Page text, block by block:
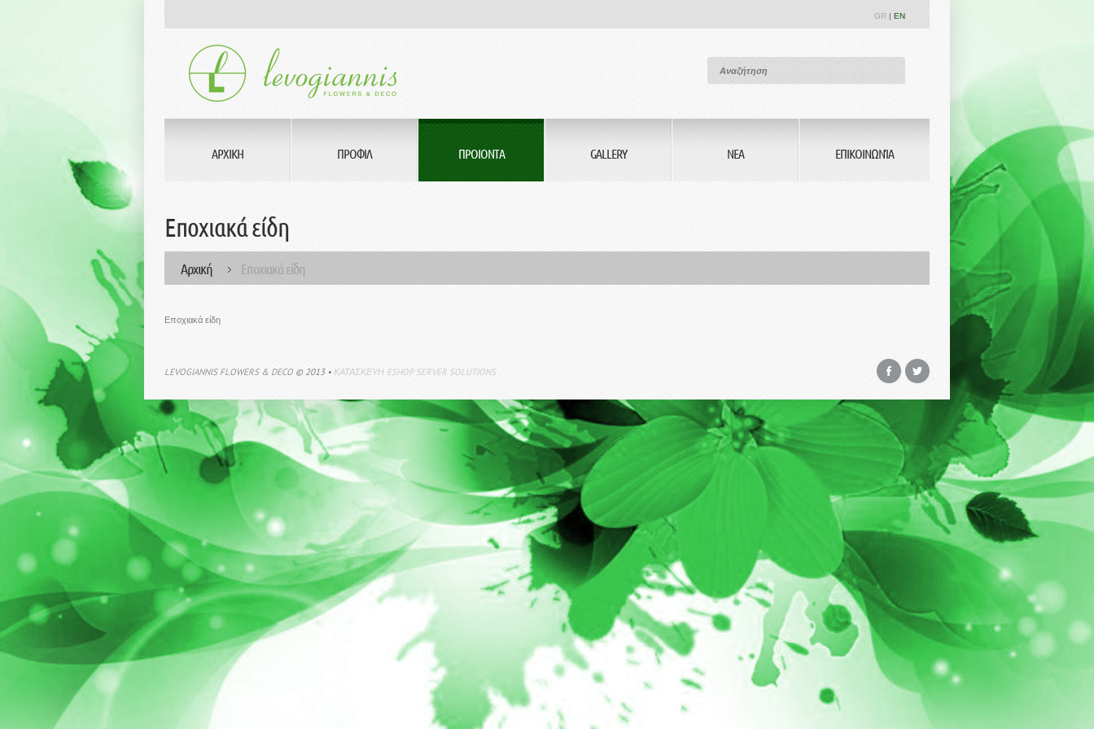
GR | EN
ΑΡΧΙΚΗ ΠΡΟΦΙΛ ΠΡΟΙΟΝΤΑ GALLERY ΝΕΑ ΕΠΙΚΟΙΝΩΝΊΑ
Εποχιακά είδη
Αρχική Εποχιακά είδη
Εποχιακά είδη
LEVOGIANNIS FLOWERS & DECO © 2013 • ΚΑΤΑΣΚΕΥΗ ESHOP SERVER SOLUTIONS